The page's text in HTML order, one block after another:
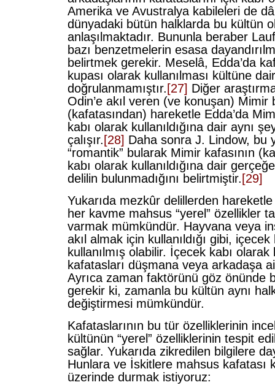
Amerika ve Avustralya kabileleri de
dünyadaki bütün halklarda bu kültün
anlaşılmaktadır. Bununla beraber
bazı benzetmelerin esasa
belirtmek gerekir. Meselâ, Edda’da
kupası olarak kullanılması kültüne
doğrulanmamıştır. [27] Diğer
Odin’e akıl veren (ve konuşan) Mimir
(kafatasından) hareketle Edda’da
kabı olarak kullanıldığına dair aynı
çalışır. [28] Daha sonra J. Lindow, bu
“romantik” bularak Mimir kafasının
kabı olarak kullanıldığına dair
delilin bulunmadığını belirtmiştir. [29]
Yukarıda mezkûr delillerden
her kavme mahsus “yerel” özellikler
varmak mümkündür. Hayvana veya
akıl almak için kullanıldığı gibi,
kullanılmış olabilir. İçecek kabı olarak
kafatasları düşmana veya arkadaşa
Ayrıca zaman faktörünü göz önünde
gerekir ki, zamanla bu kültün aynı
değiştirmesi mümkündür.
Kafataslarının bu tür özelliklerinin
kültünün “yerel” özelliklerinin tespit
sağlar. Yukarıda zikredilen bilgilere
Hunlara ve İskitlere mahsus kafatası
üzerinde durmak istiyoruz: